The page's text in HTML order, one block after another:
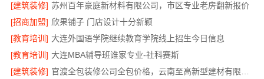
[建筑装修] 苏州百年豪庭新材料有限公司，市区专业老房翻新报价
[招商加盟] 欣果铺子 门店设计十分新颖
[教育培训] 大连外国语学院继续教育学院线上招生今日信息
[教育培训] 大连MBA辅导班谁家专业-社科赛斯
[建筑装修]